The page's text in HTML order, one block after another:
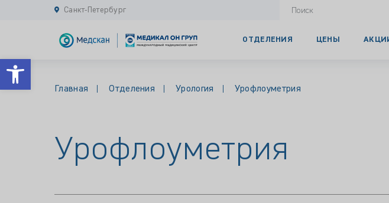
Открыть панель инструментов
Санкт-Петербург
ОТДЕЛЕНИЯ ЦЕНЫ
Главная Отделения Урология Урофлоуметрия
Урофлоуметрия